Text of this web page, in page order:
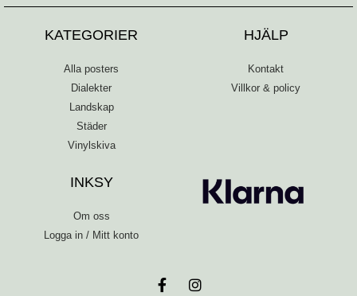
KATEGORIER
Alla posters
Dialekter
Landskap
Städer
Vinylskiva
HJÄLP
Kontakt
Villkor & policy
INKSY
Om oss
Logga in / Mitt konto
c
s